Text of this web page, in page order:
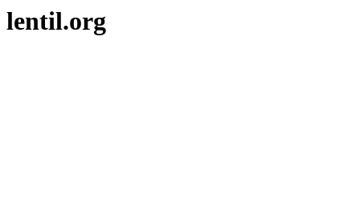
lentil.org